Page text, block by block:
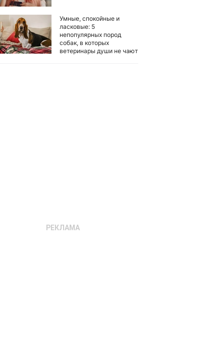
Умные, спокойные и
ласковые: 5
непопулярных пород
собак, в которых
ветеринары души не чают